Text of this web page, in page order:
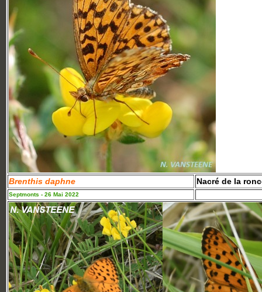
Brenthis daphne Nacré de la
Septmonts - 26 Mai 2022